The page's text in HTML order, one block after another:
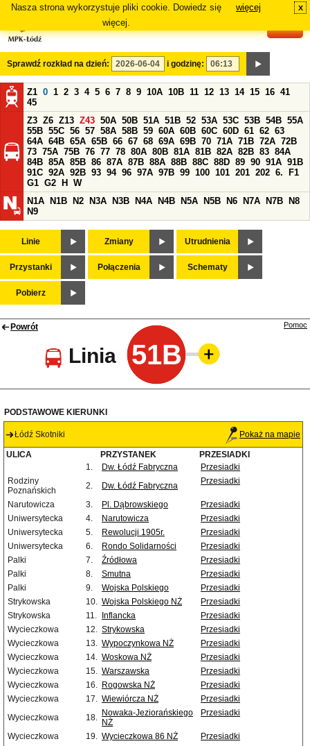
Nasza strona wykorzystuje pliki cookie. Dowiedz się
więcej.
więcej x
Sprawdź rozkład na dzień: i godzinę:
Z1 0 1 2 3 4 5 6 7 8 9 10A 10B 11 12 13 14 15 16 41
45
Z3 Z6 Z13 Z43 50A 50B 51A 51B 52 53A 53C 53B 54B 55A
55B 55C 56 57 58A 58B 59 60A 60B 60C 60D 61 62 63
64A 64B 65A 65B 66 67 68 69A 69B 70 71A 71B 72A 72B
73 75A 75B 76 77 78 80A 80B 81A 81B 82A 82B 83 84A
84B 85A 85B 86 87A 87B 88A 88B 88C 88D 89 90 91A 91B
91C 92A 92B 93 94 96 97A 97B 99 100 101 201 202 6.
F1
G1 G2 H
W
N1A
N1B N2 N3A N3B N4A N4B N5A N5B N6 N7A N7B
N8
N9
Linie Zmiany Utrudnienia
Przystanki Połączenia Schematy
Pobierz
Powrót
Linia 51B
Pomoc
PODSTAWOWE KIERUNKI
Łódź Skotniki Pokaż na mapie
ULICA PRZYSTANEK
PRZESIADKI
1.
Dw. Łódź Fabryczna
Przesiadki
Rodziny
Poznańskich
2. Dw. Łódź Fabryczna Przesiadki
Narutowicza 3. Pl. Dąbrowskiego
Przesiadki
Uniwersytecka
4. Narutowicza
Przesiadki
Uniwersytecka
5. Rewolucji 1905r.
Przesiadki
Uniwersytecka
6. Rondo Solidarności
Przesiadki
Palki
7. Źródłowa
Przesiadki
Palki
8. Smutna
Przesiadki
Palki
9. Wojska Polskiego
Przesiadki
Strykowska
10. Wojska Polskiego NŻ
Przesiadki
Strykowska
11. Inflancka
Przesiadki
Wycieczkowa
12. Strykowska
Przesiadki
Wycieczkowa
13. Wypoczynkowa NŻ
Przesiadki
Wycieczkowa
14. Woskowa NŻ
Przesiadki
Wycieczkowa
15. Warszawska
Przesiadki
Wycieczkowa
16. Rogowska NŻ
Przesiadki
Wycieczkowa
17. Wiewiórcza NŻ
Przesiadki
Wycieczkowa
18. Nowaka-Jeziorańskiego
NŻ
Przesiadki
Wycieczkowa 19. Wycieczkowa 86 NŻ
Przesiadki